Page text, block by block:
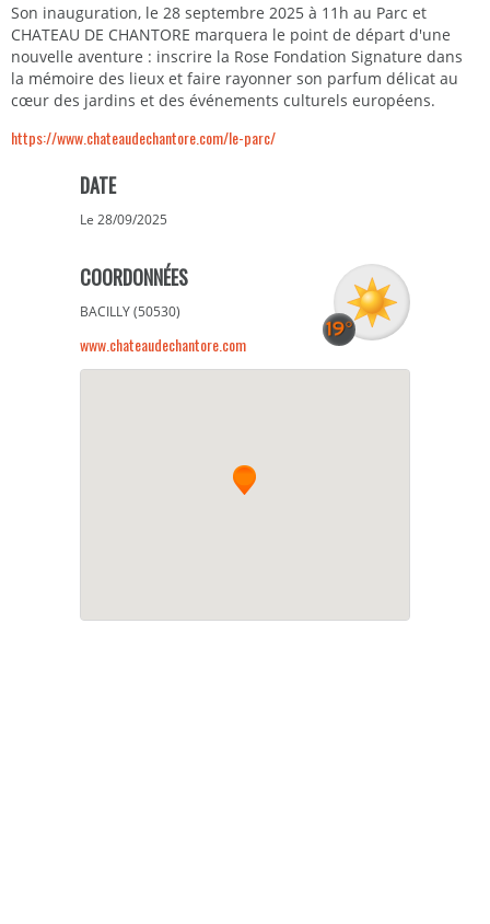
Son inauguration, le 28 septembre 2025 à 11h au Parc et
CHATEAU DE CHANTORE marquera le point de départ d'une
nouvelle aventure : inscrire la Rose Fondation Signature dans
la mémoire des lieux et faire rayonner son parfum délicat au
cœur des jardins et des événements culturels européens.
https://www.chateaudechantore.com/le-parc/
DATE
Le 28/09/2025
COORDONNÉES
BACILLY (50530)
www.chateaudechantore.com